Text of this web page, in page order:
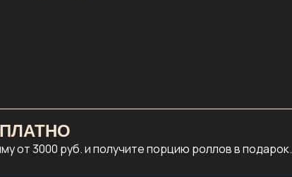
от 3000 руб. и получите порцию роллов в подарок.